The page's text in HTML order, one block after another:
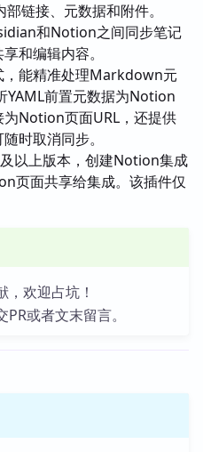
链接、元数据和附件。
和Notion之间同步笔记
和编辑内容。
，能精准处理Markdown元
前置元数据为Notion
Notion页面URL，还提供
时取消同步。
以上版本，创建Notion集成
页面共享给集成。该插件仅
欢迎占坑！
或者文末留言。